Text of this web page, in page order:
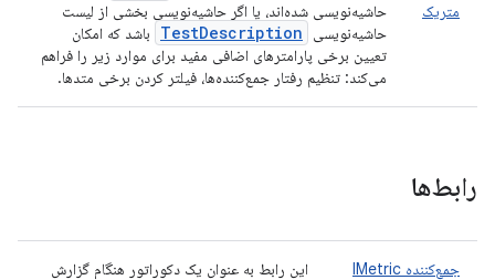
متریک
حاشیه‌نویسی شده‌اند، یا اگر حاشیه‌نویسی بخشی از لیست
حاشیه‌نویسی
TestDescription
باشد که امکان
تعیین برخی پارامترهای اضافی مفید برای موارد زیر را فراهم
می‌کند: تنظیم رفتار جمع‌کننده‌ها، فیلتر کردن برخی متدها.
رابط‌ها
جمع‌کننده IMetric
این رابط به عنوان یک دکوراتور هنگام گزارش